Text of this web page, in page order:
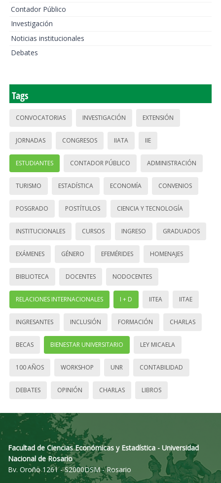
Contador Público
Investigación
Noticias institucionales
Debates
Tags
CONVOCATORIAS INVESTIGACIÓN EXTENSIÓN
JORNADAS CONGRESOS IIATA IIE
ESTUDIANTES CONTADOR PÚBLICO ADMINISTRACIÓN
TURISMO ESTADÍSTICA ECONOMÍA CONVENIOS
POSGRADO POSTÍTULOS CIENCIA Y TECNOLOGÍA
INSTITUCIONALES CURSOS INGRESO GRADUADOS
EXÁMENES GÉNERO EFEMÉRIDES HOMENAJES
BIBLIOTECA DOCENTES NODOCENTES
RELACIONES INTERNACIONALES I + D IITEA IITAE
INGRESANTES INCLUSIÓN FORMACIÓN CHARLAS
BECAS BIENESTAR UNIVERSITARIO LEY MICAELA
100 AÑOS WORKSHOP UNR CONTABILIDAD
DEBATES OPINIÓN CHARLAS LIBROS
Facultad de Ciencias Económicas y Estadística - Universidad
Nacional de Rosario
Bv. Oroño 1261 - S2000DSM - Rosario